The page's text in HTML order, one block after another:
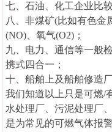
七、石油、化工企业比
八、非煤矿(比如有色金
(NO)、氧气(O2)；
九、电力、通信等一般
携式四合一；
十、船舶上及船舶修造
我们知道以上只是可燃/
水处理厂、污泥处理厂
是为常见的可燃气体报